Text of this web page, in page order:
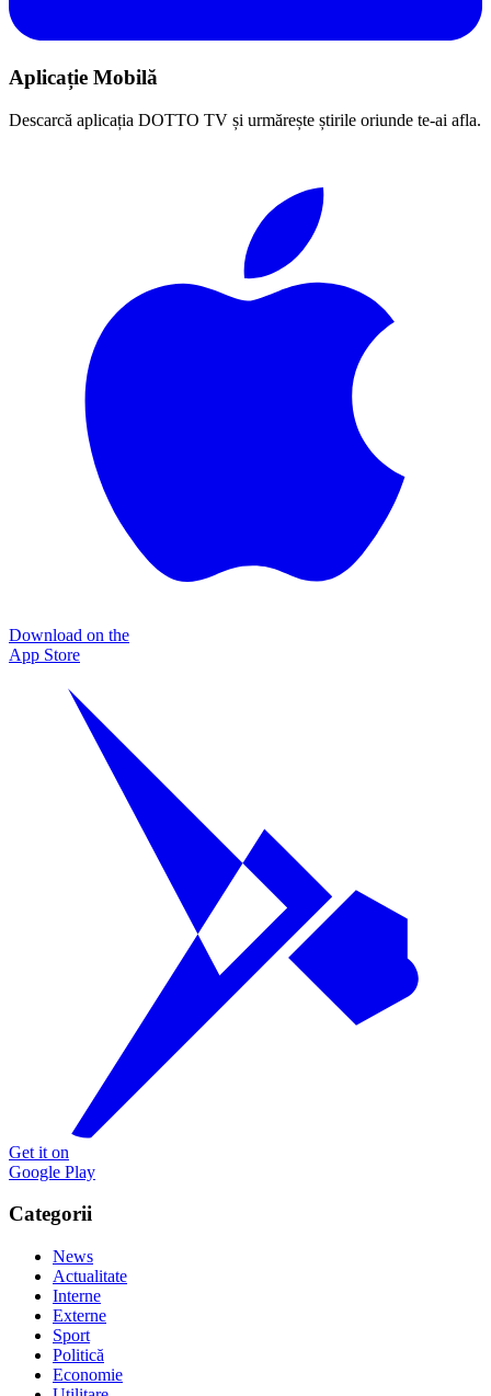
Aplicație Mobilă
Descarcă aplicația DOTTO TV și urmărește știrile oriunde te-ai afla.
Download on the
App Store
Get it on
Google Play
Categorii
News
Actualitate
Interne
Externe
Sport
Politică
Economie